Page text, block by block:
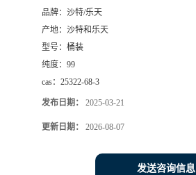
品牌： 沙特/乐天
产地： 沙特和乐天
型号： 桶装
纯度： 99
cas： 25322-68-3
发布日期： 2025-03-21
更新日期： 2026-08-07
发送咨询信息